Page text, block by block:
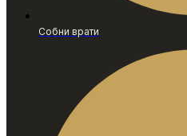
Собни врати